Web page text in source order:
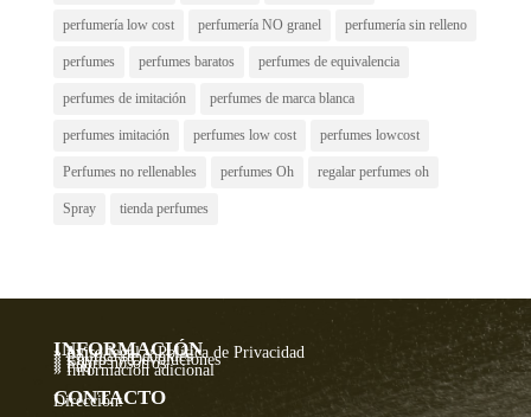
perfumería low cost perfumería NO granel perfumería sin relleno
perfumes perfumes baratos perfumes de equivalencia
perfumes de imitación perfumes de marca blanca
perfumes imitación perfumes low cost perfumes lowcost
Perfumes no rellenables perfumes Oh regalar perfumes oh
Spray tienda perfumes
INFORMACIÓN
» Aviso legal y Política de Privacidad
» Política de cookies
» Envíos y Devoluciones
» Sobre nosotros
» Faq
» Información adicional
CONTACTO
Dirección: